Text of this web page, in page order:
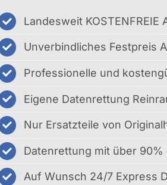
Landesweit KOSTENFREIE
Unverbindliches Festpreis
Professionelle und
Eigene Datenrettung
Nur Ersatzteile von
Datenrettung mit über 90%
Auf Wunsch 24/7 Express